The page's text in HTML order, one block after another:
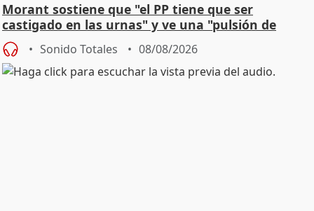
Morant sostiene que "el PP tiene que ser
castigado en las urnas" y ve una "pulsión de
cambio"
Sonido Totales 08/08/2026